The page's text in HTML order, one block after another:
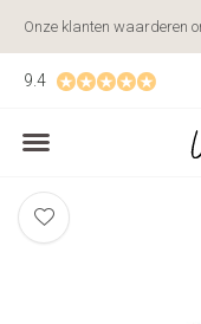
9.4
Onze klanten waarderen